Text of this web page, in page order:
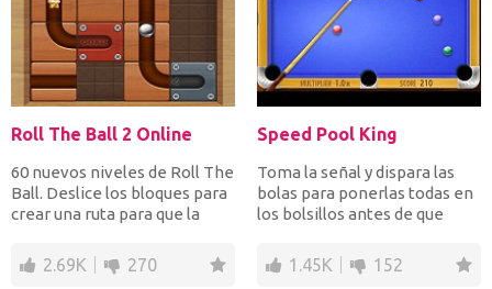
Roll The Ball 2 Online
60 nuevos niveles de Roll The
Ball. Deslice los bloques para
crear una ruta para que la
2.69K 270
Speed Pool King
Toma la señal y dispara las
bolas para ponerlas todas en
los bolsillos antes de que
1.45K 152